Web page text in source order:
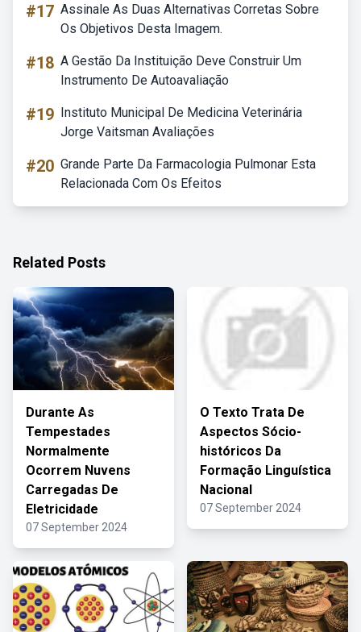
#17 Assinale As Duas Alternativas Corretas Sobre
Os Objetivos Desta Imagem.
#18 A Gestão Da Instituição Deve Construir Um
Instrumento De Autoavaliação
#19 Instituto Municipal De Medicina Veterinária
Jorge Vaitsman Avaliações
#20 Grande Parte Da Farmacologia Pulmonar Esta
Relacionada Com Os Efeitos
Related Posts
Durante As
Tempestades
Normalmente
Ocorrem Nuvens
Carregadas De
Eletricidade
07 September 2024
O Texto Trata De
Aspectos Sócio-
históricos Da
Formação Linguística
Nacional
07 September 2024